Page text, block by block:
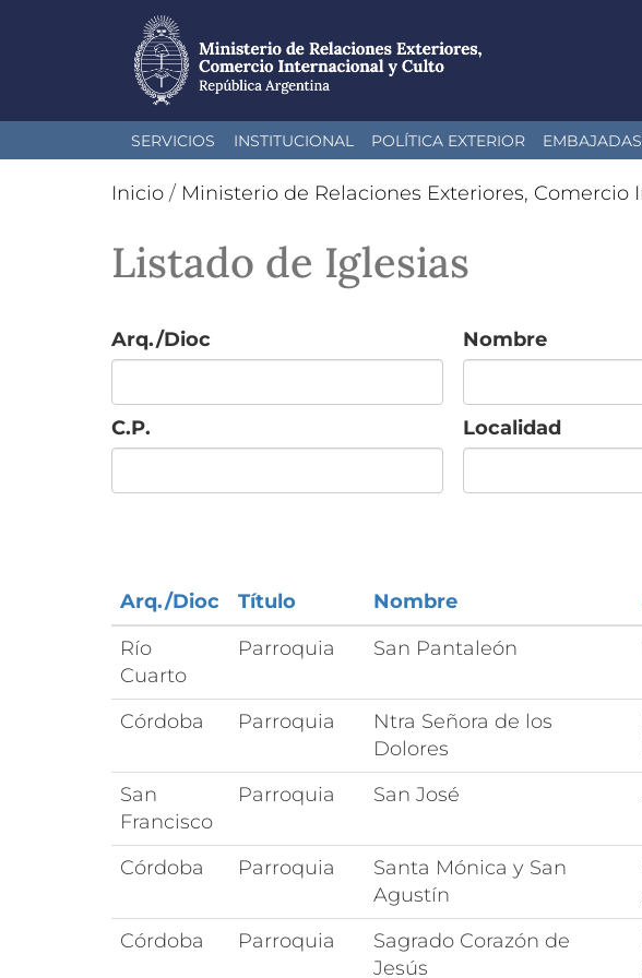
al
SERVICIOS INSTITUCIONAL POLÍTICA EXTERIOR
Inicio / Ministerio de Relaciones Exteriores, Comercio
Listado de Iglesias
Arq./Dioc Nombre
C.P. Localidad
Arq./Dioc Título Nombre
Río
Cuarto
Parroquia San Pantaleón
Córdoba Parroquia
Ntra Señora de los
Dolores
San
Francisco
Parroquia San José
Córdoba Parroquia
Santa Mónica y San
Agustín
Córdoba Parroquia
Sagrado Corazón de
Jesús